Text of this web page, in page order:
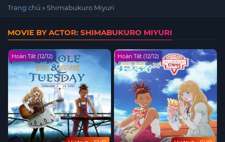
Trang chủ »Shimabukuro Miyuri
MOVIE BY ACTOR: SHIMABUKURO MIYURI
Hoàn Tất (12/12) Hoàn Tất (12/12)